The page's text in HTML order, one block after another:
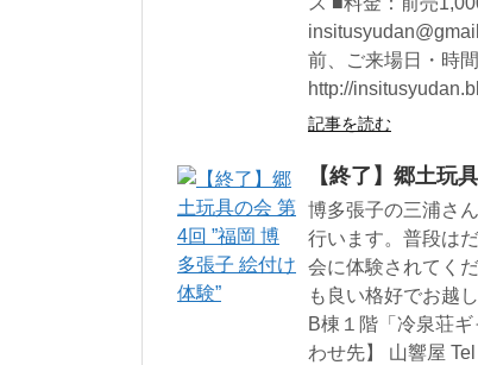
前、ご来場日・時
http://
記事を読む
【終了】郷土玩
博多張子の三浦さ
行います。普段は
会に体験されてく
も良い格好でお越
B棟１階「冷泉荘
わせ先】 山響屋